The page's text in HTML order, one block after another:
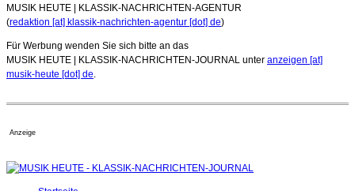
MUSIK HEUTE | KLASSIK-NACHRICHTEN-AGENTUR
(redaktion [at] klassik-nachrichten-agentur [dot] de)
Für Werbung wenden Sie sich bitte an das
MUSIK HEUTE | KLASSIK-NACHRICHTEN-JOURNAL unter anzeigen [at]
musik-heute [dot] de.
Anzeige